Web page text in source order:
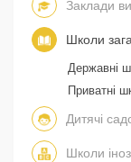
Заклади
Школи
Державні
Приватні
Дитячі
Школи